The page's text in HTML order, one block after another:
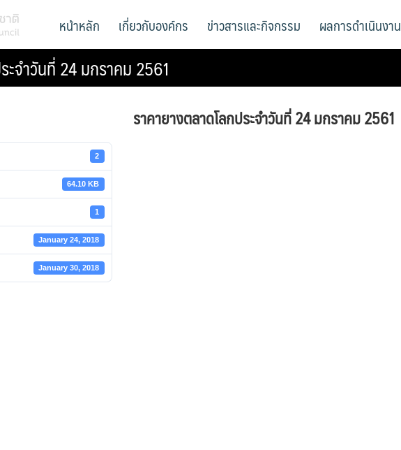
หน้าหลัก เกี่ยวกับองค์กร ข่าวสารและกิจกรรม ผลการดำเนินงาน
ะจำวันที่ 24 มกราคม 2561
2
64.10 KB
1
January 24, 2018
January 30, 2018
ราคายางตลาดโลกประจำวันที่ 24 มกราคม 2561